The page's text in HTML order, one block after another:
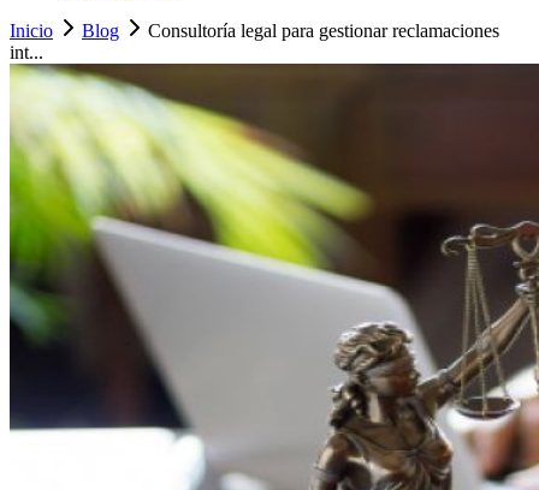
Inicio Blog
Consultoría legal para gestionar reclamaciones
int...